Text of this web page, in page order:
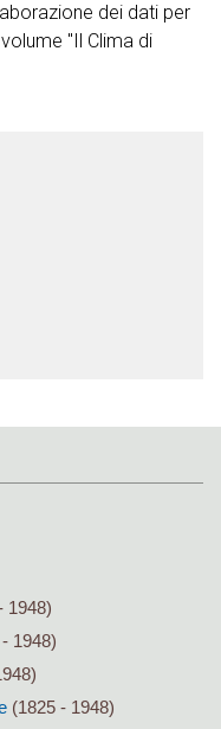
dei dati per
"Il Clima di
1948)
1948)
(1825 - 1948)